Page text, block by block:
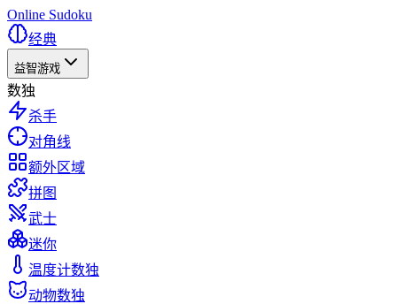
Online Sudoku
经典
益智游戏
数独
杀手
对角线
额外区域
拼图
武士
迷你
温度计数独
动物数独